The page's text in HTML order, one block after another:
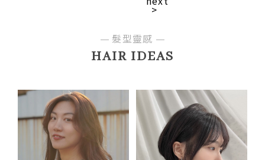
>
HAIR IDEAS
髮型靈感